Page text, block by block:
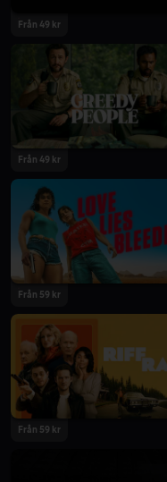
Från 49 kr
2024
Från 49 kr
2024
Från 59 kr
Från 59 kr